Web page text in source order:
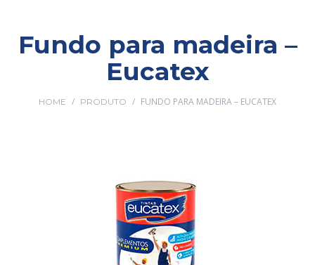
Fundo para madeira –
Eucatex
HOME / PRODUTO / FUNDO PARA MADEIRA – EUCATEX